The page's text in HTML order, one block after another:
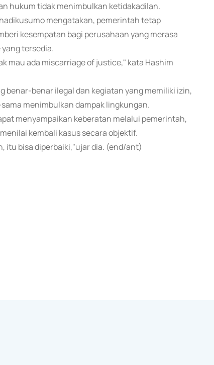
hukum tidak menimbulkan ketidakadilan.
mengatakan, pemerintah tetap
kesempatan bagi perusahaan yang merasa
tersedia.
mau ada miscarriage of justice," kata Hashim
benar-benar ilegal dan kegiatan yang memiliki izin,
menimbulkan dampak lingkungan.
menyampaikan keberatan melalui pemerintah,
kembali kasus secara objektif.
itu bisa diperbaiki,"ujar dia. (end/ant)